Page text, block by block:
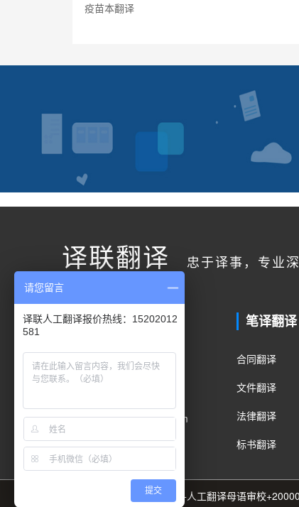
疫苗本翻译
译联翻译 忠于译事，专业
联系我们
客户服务
400电话：400-178-1661
Email：fanyi@translian.com
笔译翻译
合同翻译
文件翻译
法律翻译
标书翻译
89种语言+8000名译员团队+人工翻译母语审校
请您留言
译联人工翻译报价热线：15202012
581
提交